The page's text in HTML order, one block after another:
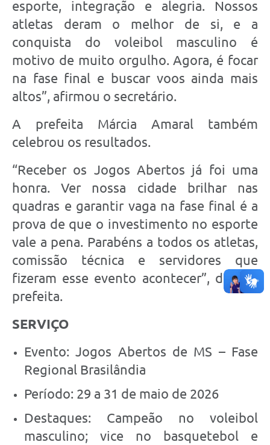
esporte, integração e alegria. Nossos
atletas deram o melhor de si, e a
conquista do voleibol masculino é
motivo de muito orgulho. Agora, é focar
na fase final e buscar voos ainda mais
altos”, afirmou o secretário.
A prefeita Márcia Amaral também
celebrou os resultados.
“Receber os Jogos Abertos já foi uma
honra. Ver nossa cidade brilhar nas
quadras e garantir vaga na fase final é a
prova de que o investimento no esporte
vale a pena. Parabéns a todos os atletas,
comissão técnica e servidores que
fizeram esse evento acontecer”, disse a
prefeita.
SERVIÇO
Evento: Jogos Abertos de MS – Fase
Regional Brasilândia
Período: 29 a 31 de maio de 2026
Destaques: Campeão no voleibol
masculino; vice no basquetebol e